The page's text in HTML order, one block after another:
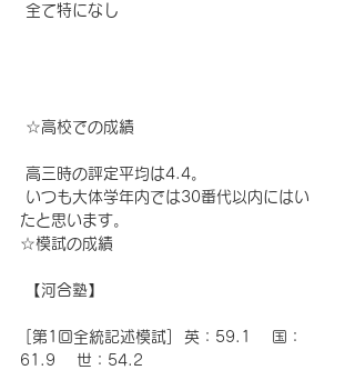
全て特になし
☆高校での成績
高三時の評定平均は4.4。
たと思います。
☆模試の成績
【河合塾】
61.9 　世：54.2